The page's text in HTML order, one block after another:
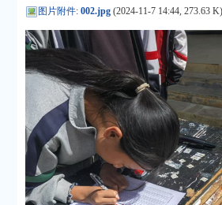
图片附件:002.jpg (2024-11-7 14:44, 273.63